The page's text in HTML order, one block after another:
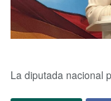
La diputada nacional